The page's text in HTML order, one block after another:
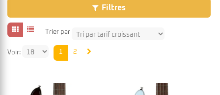
Filtres
Trier par
Voir: 1 2